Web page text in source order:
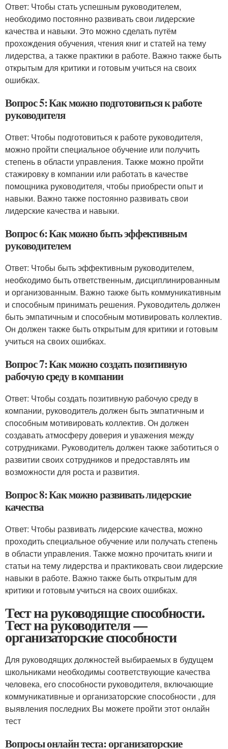
Ответ: Чтобы стать успешным руководителем,
необходимо постоянно развивать свои лидерские
качества и навыки. Это можно сделать путём
прохождения обучения, чтения книг и статей на тему
лидерства, а также практики в работе. Важно также быть
открытым для критики и готовым учиться на своих
ошибках.
Вопрос 5: Как можно подготовиться к работе
руководителя
Ответ: Чтобы подготовиться к работе руководителя,
можно пройти специальное обучение или получить
степень в области управления. Также можно пройти
стажировку в компании или работать в качестве
помощника руководителя, чтобы приобрести опыт и
навыки. Важно также постоянно развивать свои
лидерские качества и навыки.
Вопрос 6: Как можно быть эффективным
руководителем
Ответ: Чтобы быть эффективным руководителем,
необходимо быть ответственным, дисциплинированным
и организованным. Важно также быть коммуникативным
и способным принимать решения. Руководитель должен
быть эмпатичным и способным мотивировать коллектив.
Он должен также быть открытым для критики и готовым
учиться на своих ошибках.
Вопрос 7: Как можно создать позитивную
рабочую среду в компании
Ответ: Чтобы создать позитивную рабочую среду в
компании, руководитель должен быть эмпатичным и
способным мотивировать коллектив. Он должен
создавать атмосферу доверия и уважения между
сотрудниками. Руководитель должен также заботиться о
развитии своих сотрудников и предоставлять им
возможности для роста и развития.
Вопрос 8: Как можно развивать лидерские
качества
Ответ: Чтобы развивать лидерские качества, можно
проходить специальное обучение или получать степень
в области управления. Также можно прочитать книги и
статьи на тему лидерства и практиковать свои лидерские
навыки в работе. Важно также быть открытым для
критики и готовым учиться на своих ошибках.
Тест на руководящие способности.
Тест на руководителя —
организаторские способности
Для руководящих должностей выбираемых в будущем
школьниками необходимы соответствующие качества
человека, его способности руководителя, включающие
коммуникативные и организаторские способности , для
выявления последних Вы можете пройти этот онлайн
тест
Вопросы онлайн теста: организаторские